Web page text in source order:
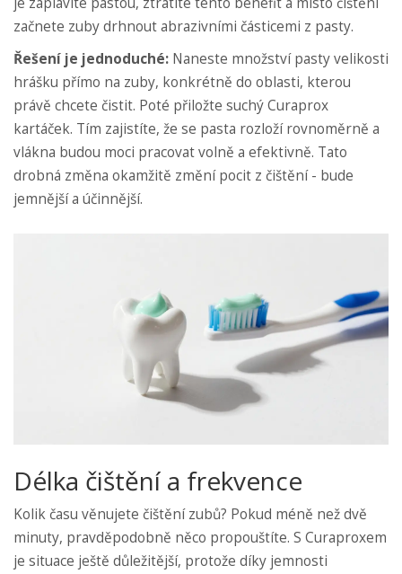
začnete zuby drhnout abrazivními částicemi z pasty.
Řešení je jednoduché: Naneste množství pasty velikosti
hrášku přímo na zuby, konkrétně do oblasti, kterou
právě chcete čistit. Poté přiložte suchý Curaprox
kartáček. Tím zajistíte, že se pasta rozloží rovnoměrně a
vlákna budou moci pracovat volně a efektivně. Tato
drobná změna okamžitě změní pocit z čištění - bude
jemnější a účinnější.
Délka čištění a frekvence
Kolik času věnujete čištění zubů? Pokud méně než dvě
minuty, pravděpodobně něco propouštíte. S Curaproxem
je situace ještě důležitější, protože díky jemnosti